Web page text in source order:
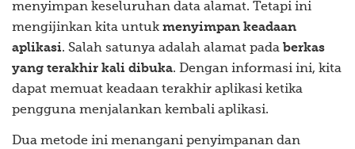
menyimpan keseluruhan data alamat. Tetapi ini
mengijinkan kita untuk menyimpan keadaan
aplikasi. Salah satunya adalah alamat pada berkas
yang terakhir kali dibuka. Dengan informasi ini, kita
dapat memuat keadaan terakhir aplikasi ketika
pengguna menjalankan kembali aplikasi.
Dua metode ini menangani penyimpanan dan